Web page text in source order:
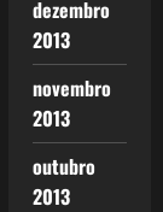
dezembro
2013
novembro
2013
outubro
2013